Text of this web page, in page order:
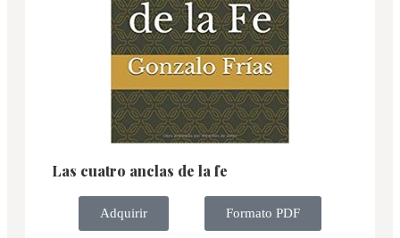
Las cuatro anclas de la fe
Adquirir Formato PDF